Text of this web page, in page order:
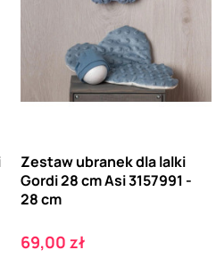
Zestaw ubranek dla lalki
Gordi 28 cm Asi 3157991 -
28 cm
Cena
69,00 zł